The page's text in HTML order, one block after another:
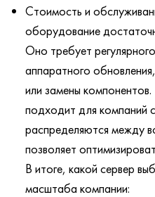
Стоимость и
оборудование
Оно требует
аппаратного
или замены
подходит для компаний
распределяются между
позволяет
В итоге, какой сервер
масштаба компании: